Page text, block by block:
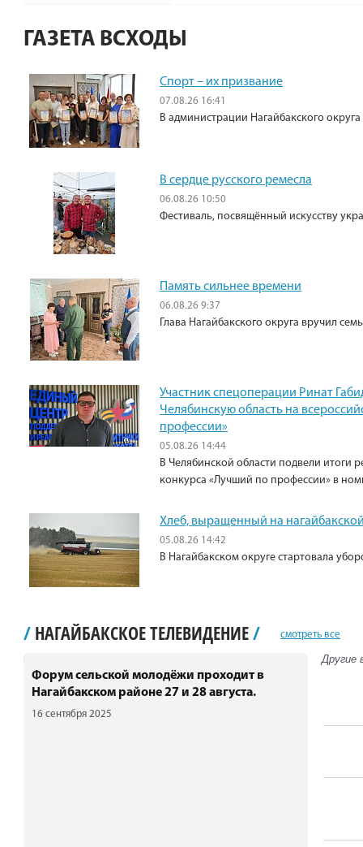
ГАЗЕТА ВСХОДЫ
Спорт – их призвание
07.08.26 16:41
В администрации Нагайбакского
В сердце русского ремесла
06.08.26 10:50
Фестиваль, посвящённый искусству
Память сильнее времени
06.08.26 9:37
Глава Нагайбакского округа вручил
Участник спецоперации Ринат
Челябинскую область на
профессии»
05.08.26 14:44
В Челябинской области подвели итоги
конкурса «Лучший по профессии» в
Хлеб, выращенный на
05.08.26 14:42
В Нагайбакском округе стартовала
/ НАГАЙБАКСКОЕ ТЕЛЕВИДЕНИЕ/ смотреть все
Форум сельской молодёжи проходит в
Нагайбакском районе 27 и 28 августа.
16 сентября 2025
Другие